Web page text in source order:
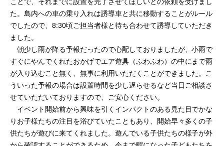
た。島内への車の乗り入れは誘導車と共に移動することがルール
でしたので、8:30頃ご担当者様と待ち合わせて誘導していただき
ました。
朝少し雨が降る予報だったので心配しておりましたが、小雨で
すぐにやんでくれたおかげでエア遊具（ふわふわ）の中にまで雨
が入り込むこと無く、無事に利用いただくことができました。こ
ういった予報の場合は設置時間を少し遅らせるなど当日ご相談さ
せていただいておりますので、ご安心ください。
イベント開始前から興味を引くインパクトのある見た目でかな
りお子様たちの注目を浴びていたこともあり、開始早々多くの子
供たちが遊びに来てくれました。遊んでいる子供たちの様子が外